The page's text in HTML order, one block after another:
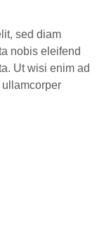
sed diam
nobis eleifend
Ut wisi enim ad